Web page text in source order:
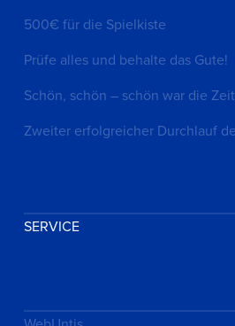
500€ für die Spielkiste
Prüfe alles und behalte das Gute!
Schön, schön – schön war die
Zweiter erfolgreicher Durchlauf
SERVICE